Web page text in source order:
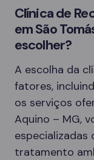
Clínica de
em São
escolher?
A escolha da
fatores,
os serviços
Aquino – MG,
especializadas
tratamento